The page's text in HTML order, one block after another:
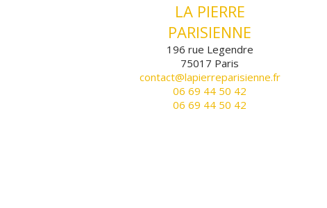
LA PIERRE
PARISIENNE
196 rue Legendre
75017 Paris
contact@lapierreparisienne.fr
06 69 44 50 42
06 69 44 50 42